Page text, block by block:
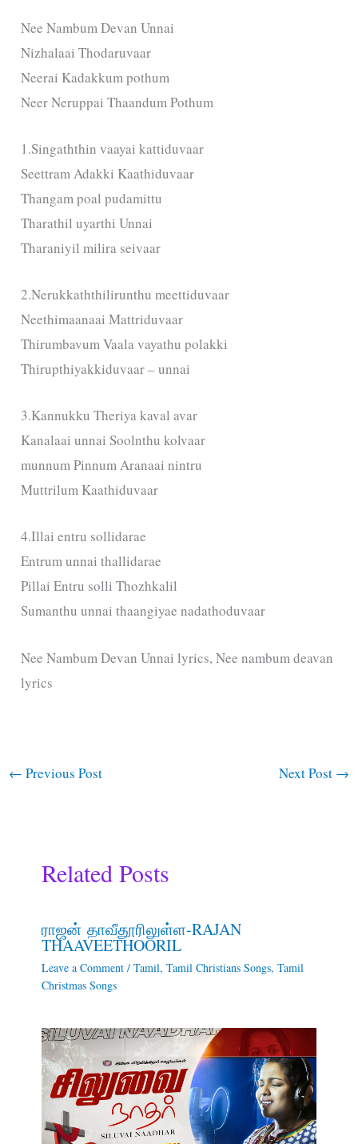
Nee Nambum Devan Unnai
Nizhalaai Thodaruvaar
Neerai Kadakkum pothum
Neer Neruppai Thaandum Pothum
1.Singaththin vaayai kattiduvaar
Seettram Adakki Kaathiduvaar
Thangam poal pudamittu
Tharathil uyarthi Unnai
Tharaniyil milira seivaar
2.Nerukkaththilirunthu meettiduvaar
Neethimaanaai Mattriduvaar
Thirumbavum Vaala vayathu polakki
Thirupthiyakkiduvaar – unnai
3.Kannukku Theriya kaval avar
Kanalaai unnai Soolnthu kolvaar
munnum Pinnum Aranaai nintru
Muttrilum Kaathiduvaar
4.Illai entru sollidarae
Entrum unnai thallidarae
Pillai Entru solli Thozhkalil
Sumanthu unnai thaangiyae nadathoduvaar
Nee Nambum Devan Unnai lyrics, Nee nambum deavan
lyrics
← Previous Post Next Post →
Related Posts
ராஜன் தாவீதூரிலுள்ள-RAJAN
THAAVEETHOORIL
Leave a Comment / Tamil, Tamil Christians Songs, Tamil
Christmas Songs